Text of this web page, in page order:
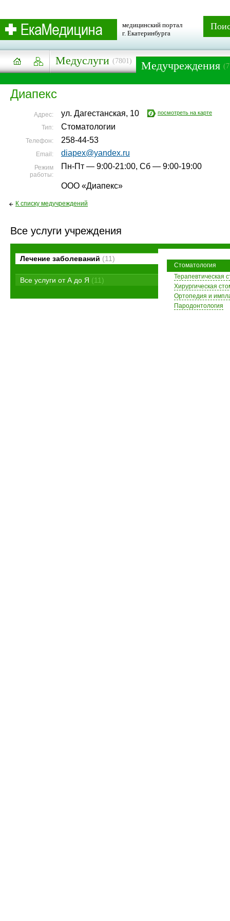
медицинский портал
г. Екатеринбурга
Медуслуги (7801) Медучреждения
Диапекс
Адрес: ул. Дагестанская, 10 посмотреть на карте
Тип: Стоматологии
Телефон: 258-44-53
Email: diapex@yandex.ru
Режим
работы:
Пн-Пт — 9:00-21:00, Сб — 9:00-19:00
ООО «Диапекс»
К списку медучреждений
Все услуги учреждения
Лечение заболеваний (11)
Все услуги от А до Я (11)
Стоматология
Терапевтическая
Хирургическая
Ортопедия и
Пародонтология